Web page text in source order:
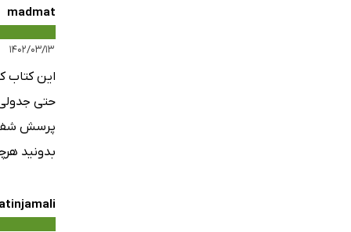
madmat
۱۴۰۲/۰۳/۱۳
این کتاب
پرسش
بدونید